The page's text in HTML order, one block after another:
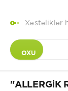
Xəstəliklər
OXU
"ALLERGİK